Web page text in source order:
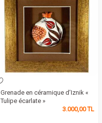
Grenade en céramique d’Iznik «
Tulipe écarlate »
3.000,00TL